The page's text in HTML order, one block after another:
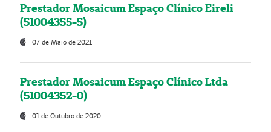
Prestador Mosaicum Espaço Clínico Eireli
(51004355-5)
07 de Maio de 2021
Prestador Mosaicum Espaço Clínico Ltda
(51004352-0)
01 de Outubro de 2020